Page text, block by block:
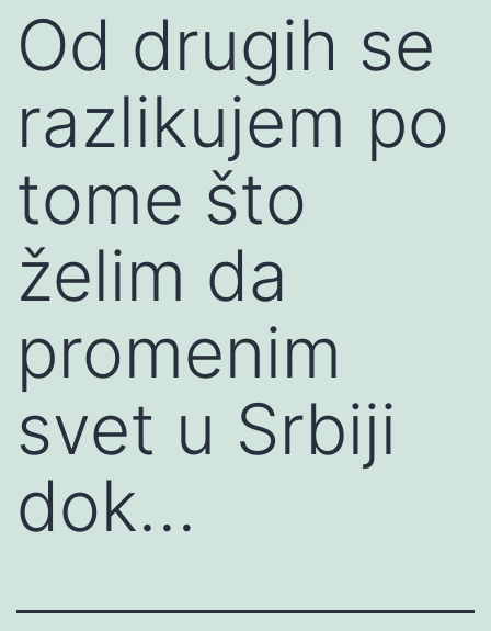
Od drugih se
razlikujem po
tome što
želim da
promenim
svet u Srbiji
dok…